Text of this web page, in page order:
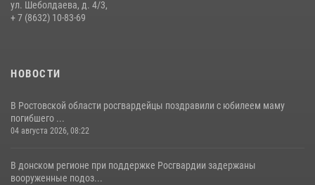
ул. Шеболдаева, д. 4/3,
+ 7 (8632) 10-83-69
НОВОСТИ
В Ростовской области росгвардейцы поздравили с юбилеем маму
погибшего ...
04 августа 2026, 08:22
В донском регионе при поддержке Росгвардии задержаны
вооруженные подоз...